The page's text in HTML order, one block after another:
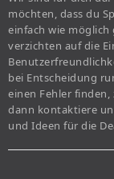
möchten, dass du
einfach wie möglich
verzichten auf die
bei Entscheidung
einen Fehler finden,
dann kontaktiere
und Ideen für die